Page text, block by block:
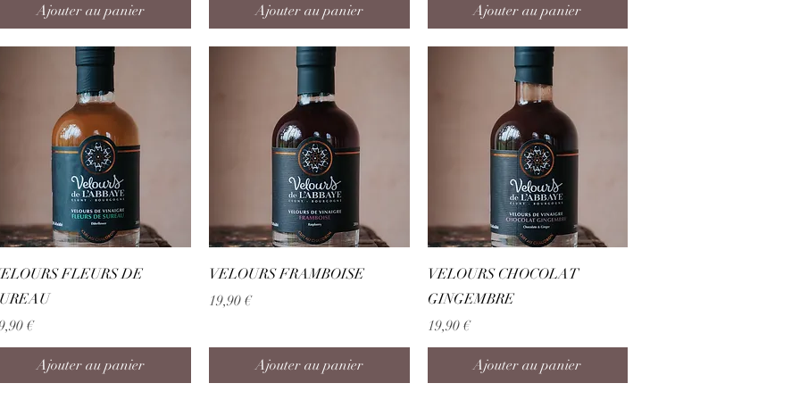
Ajouter au panier Ajouter au panier Ajouter au panier
Aperçu rapide
FLEURS DE
€
Ajouter au panier
Aperçu rapide
VELOURS FRAMBOISE
Prix
19,90 €
Ajouter au panier
Aperçu rapide
VELOURS CHOCOLAT
GINGEMBRE
Prix
19,90 €
Ajouter au panier